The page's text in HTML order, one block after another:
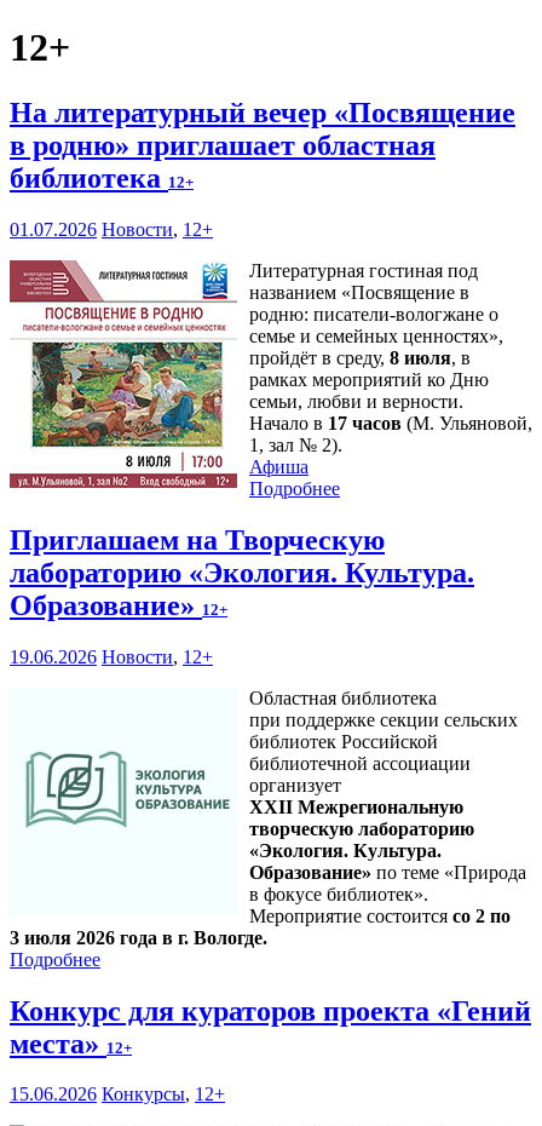
12+
На литературный вечер «Посвящение
в родню» приглашает областная
библиотека 12+
01.07.2026 Новости, 12+
Литературная гостиная под
названием «Посвящение в
родню: писатели-вологжане о
семье и семейных ценностях»,
пройдёт в среду, 8 июля, в
рамках мероприятий ко Дню
семьи, любви и верности.
Начало в 17 часов (М. Ульяновой,
1, зал № 2).
Афиша
Подробнее
Приглашаем на Творческую
лабораторию «Экология. Культура.
Образование» 12+
19.06.2026 Новости, 12+
Областная библиотека
при поддержке секции сельских
библиотек Российской
библиотечной ассоциации
организует
XXII Межрегиональную
творческую лабораторию
«Экология. Культура.
Образование» по теме «Природа
в фокусе библиотек».
Мероприятие состоится со 2 по
3 июля 2026 года в г. Вологде.
Подробнее
Конкурс для кураторов проекта «Гений
места» 12+
15.06.2026 Конкурсы, 12+